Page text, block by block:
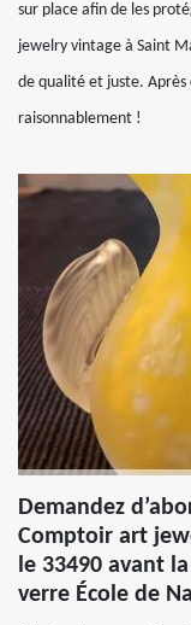
sur place afin de les
jewelry vintage à Saint
de qualité et juste.
raisonnablement !
Demandez
Comptoir art
le 33490 avant
verre École de